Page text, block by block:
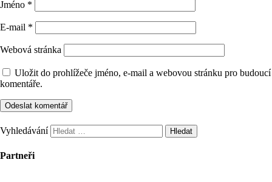
Jméno *
E-mail *
Webová stránka
Uložit do prohlížeče jméno, e-mail a webovou stránku pro budoucí
komentáře.
Vyhledávání
Partneři